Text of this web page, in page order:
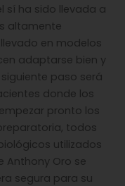
sí ha sido llevada a
altamente
en modelos
adaptarse bien y
paso será
donde los
pronto los
todos
utilizados
Anthony Oro se
segura para su